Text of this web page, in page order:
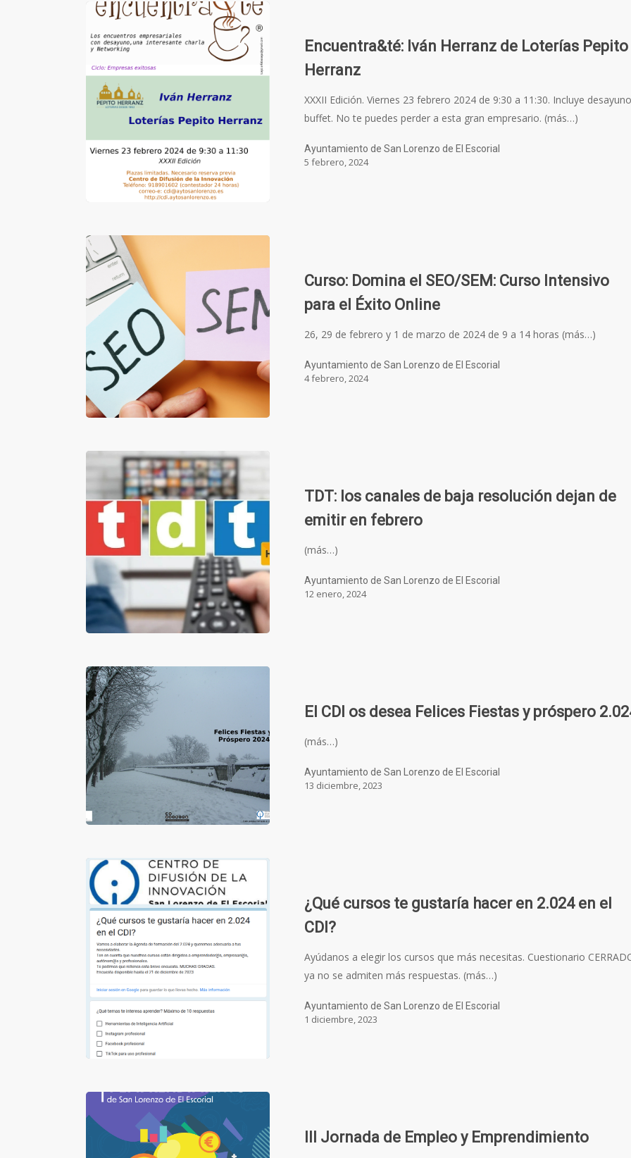
Encuentra&té: Iván Herranz de Loterías Pepito
Herranz
XXXII Edición. Viernes 23 febrero 2024 de 9:30 a 11:30. Incluye
buffet. No te puedes perder a esta gran empresario. (más…)
Ayuntamiento de San Lorenzo de El Escorial
5 febrero, 2024
Curso: Domina el SEO/SEM: Curso Intensivo
para el Éxito Online
26, 29 de febrero y 1 de marzo de 2024 de 9 a 14 horas (más…)
Ayuntamiento de San Lorenzo de El Escorial
4 febrero, 2024
TDT: los canales de baja resolución dejan de
emitir en febrero
(más…)
Ayuntamiento de San Lorenzo de El Escorial
12 enero, 2024
El CDI os desea Felices Fiestas y próspero
(más…)
Ayuntamiento de San Lorenzo de El Escorial
13 diciembre, 2023
¿Qué cursos te gustaría hacer en 2.024 en el
CDI?
Ayúdanos a elegir los cursos que más necesitas. Cuestionario
ya no se admiten más respuestas. (más…)
Ayuntamiento de San Lorenzo de El Escorial
1 diciembre, 2023
III Jornada de Empleo y Emprendimiento